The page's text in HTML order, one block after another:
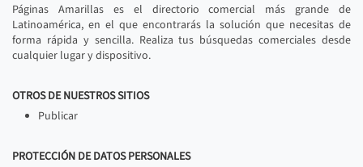
Páginas Amarillas es el directorio comercial más grande de
Latinoamérica, en el que encontrarás la solución que necesitas de
forma rápida y sencilla. Realiza tus búsquedas comerciales desde
cualquier lugar y dispositivo.
OTROS DE NUESTROS SITIOS
Publicar
PROTECCIÓN DE DATOS PERSONALES